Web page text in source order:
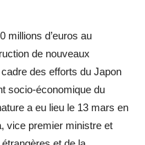
millions d’euros au
de nouveaux
des efforts du Japon
socio-économique du
a eu lieu le 13 mars en
vice premier ministre et